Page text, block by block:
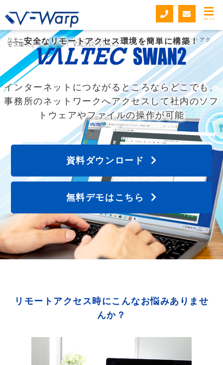
MENU
リモートデスクトップ・リモートアクセスUSB V-Warp>安全なリモートアク
セス環境を簡単に構築！ VALTEC SWAN2
安全なリモートアクセス環境を簡単に構築！
インターネットにつながるところならどこでも、
事務所のネットワークへアクセスして社内のソフ
トウェアやファイルの操作が可能
資料ダウンロード
無料デモはこちら
リモートアクセス時にこんなお悩みありませ
んか？